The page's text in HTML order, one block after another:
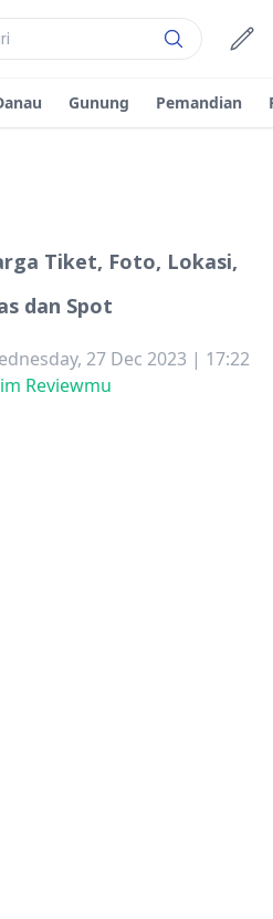
Gunung Pemandian
Tiket, Foto, Lokasi,
dan Spot
27 Dec 2023 | 17:22
Reviewmu